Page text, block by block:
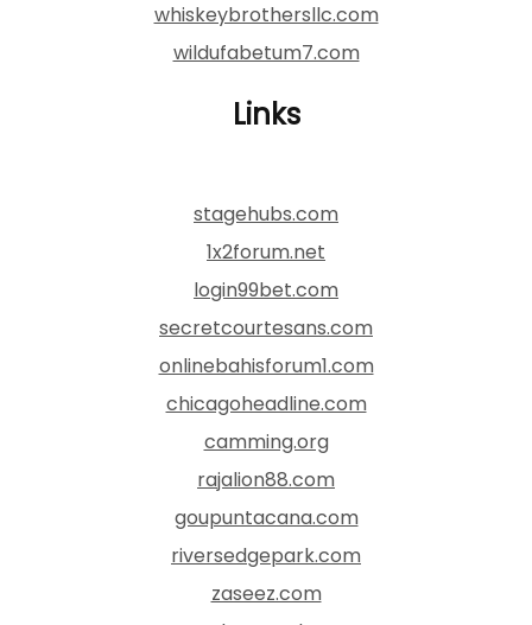
whiskeybrothersllc.com
wildufabetum7.com
Links
stagehubs.com
1x2forum.net
login99bet.com
secretcourtesans.com
onlinebahisforum1.com
chicagoheadline.com
camming.org
rajalion88.com
goupuntacana.com
riversedgepark.com
zaseez.com